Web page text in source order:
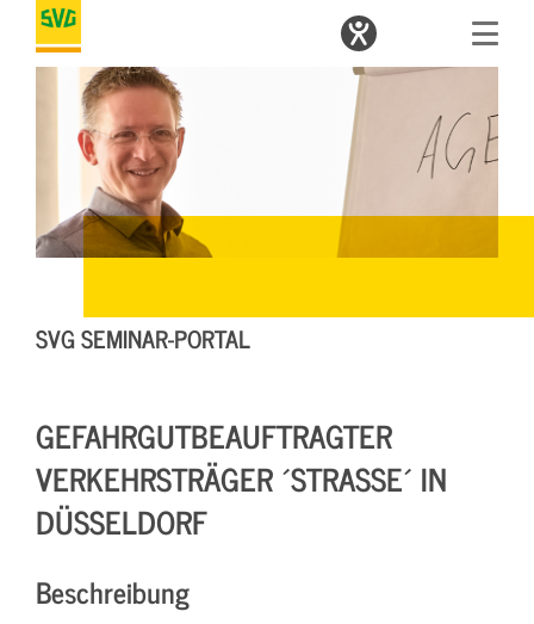
SVG SEMINAR-PORTAL
GEFAHRGUTBEAUFTRAGTER
VERKEHRSTRÄGER ´STRASSE´ IN D
ÜSSELDORF
Beschreibung